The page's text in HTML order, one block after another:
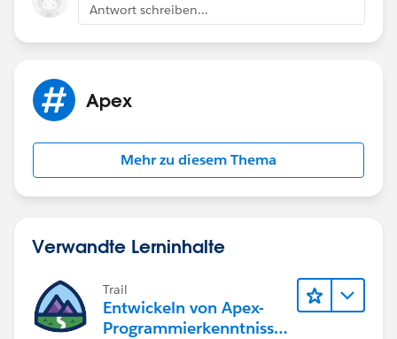
Antwort schreiben...
Apex
Mehr zu diesem Thema
Verwandte Lerninhalte
Trail
Entwickeln von Apex-
Programmierkenntnisse